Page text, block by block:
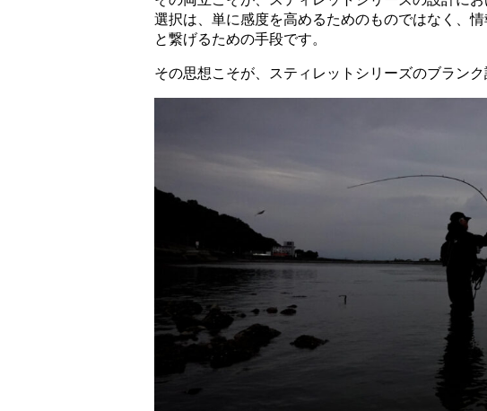
選択は、単に感度を高めるためのものではなく、
と繋げるための手段です。
その思想こそが、スティレットシリーズのブランク